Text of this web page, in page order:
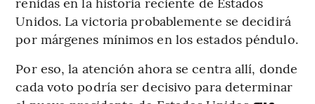
Unidos. La victoria probablemente se decidirá
por márgenes mínimos en los estados péndulo.
Por eso, la atención ahora se centra allí, donde
cada voto podría ser decisivo para determinar